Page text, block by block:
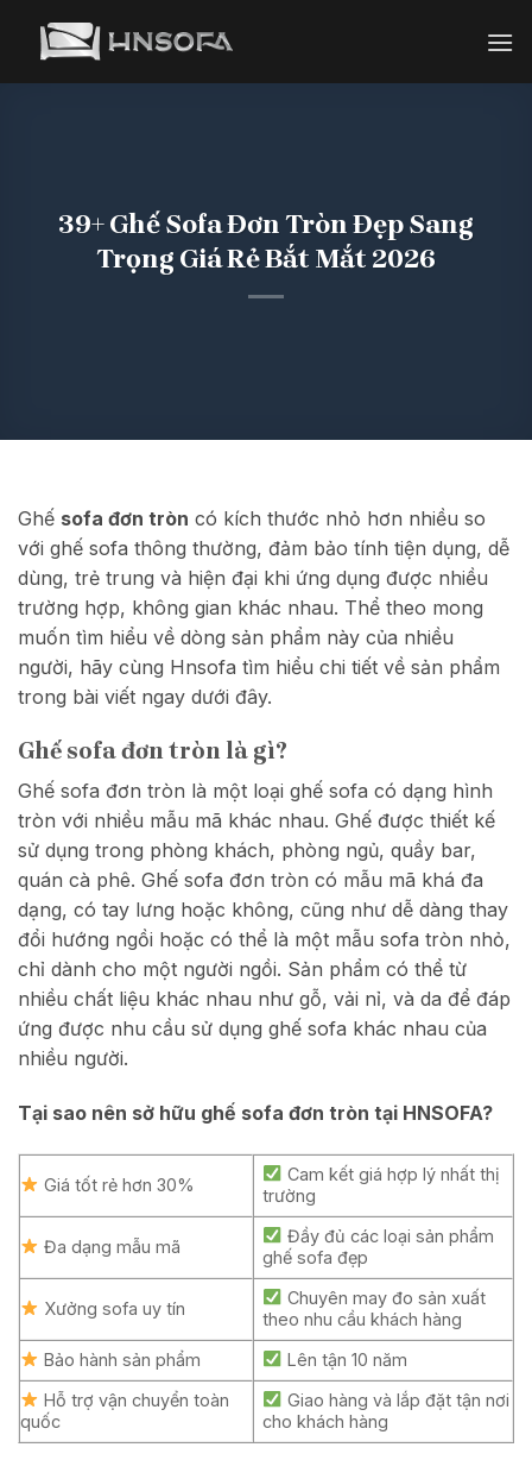
39+ Ghế Sofa Đơn Tròn Đẹp Sang
Trọng Giá Rẻ Bắt Mắt 2026
Ghế sofa đơn tròn có kích thước nhỏ hơn nhiều so
với ghế sofa thông thường, đảm bảo tính tiện dụng, dễ
dùng, trẻ trung và hiện đại khi ứng dụng được nhiều
trường hợp, không gian khác nhau. Thể theo mong
muốn tìm hiểu về dòng sản phẩm này của nhiều
người, hãy cùng Hnsofa tìm hiểu chi tiết về sản phẩm
trong bài viết ngay dưới đây.
Ghế sofa đơn tròn là gì?
Ghế sofa đơn tròn là một loại ghế sofa có dạng hình
tròn với nhiều mẫu mã khác nhau. Ghế được thiết kế
sử dụng trong phòng khách, phòng ngủ, quầy bar,
quán cà phê. Ghế sofa đơn tròn có mẫu mã khá đa
dạng, có tay lưng hoặc không, cũng như dễ dàng thay
đổi hướng ngồi hoặc có thể là một mẫu sofa tròn nhỏ,
chỉ dành cho một người ngồi. Sản phẩm có thể từ
nhiều chất liệu khác nhau như gỗ, vải nỉ, và da để đáp
ứng được nhu cầu sử dụng ghế sofa khác nhau của
nhiều người.
Tại sao nên sở hữu ghế sofa đơn tròn tại HNSOFA?
Giá tốt rẻ hơn 30%
Cam kết giá hợp lý nhất thị
trường
Đa dạng mẫu mã
Đầy đủ các loại sản phẩm
ghế sofa đẹp
Xưởng sofa uy tín
Chuyên may đo sản xuất
theo nhu cầu khách hàng
Bảo hành sản phẩm
Lên tận 10 năm
Hỗ trợ vận chuyển toàn
quốc
Giao hàng và lắp đặt tận nơi
cho khách hàng